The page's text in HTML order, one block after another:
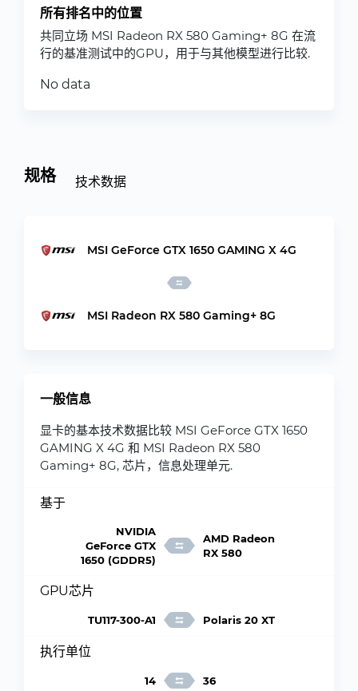
所有排名中的位置
共同立场 MSI Radeon RX 580 Gaming+ 8G 在流
行的基准测试中的GPU，用于与其他模型进行比较.
No data
规格 技术数据
MSI GeForce GTX 1650 GAMING X 4G
MSI Radeon RX 580 Gaming+ 8G
一般信息
显卡的基本技术数据比较 MSI GeForce GTX 1650
GAMING X 4G 和 MSI Radeon RX 580
Gaming+ 8G, 芯片，信息处理单元.
基于
NVIDIA
GeForce GTX
1650 (GDDR5)
AMD Radeon
RX 580
GPU芯片
TU117-300-A1 Polaris 20 XT
执行单位
14 36